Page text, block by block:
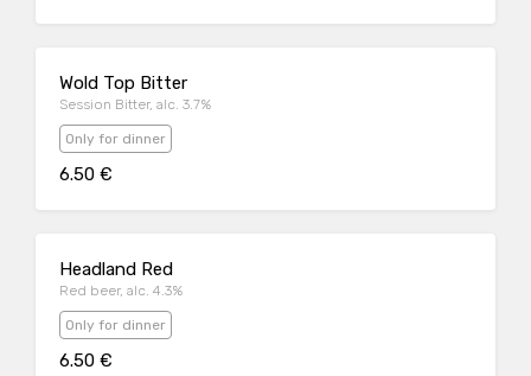
Wold Top Bitter
Session Bitter, alc. 3.7%
Only for dinner
6.50 €
Headland Red
Red beer, alc. 4.3%
Only for dinner
6.50 €